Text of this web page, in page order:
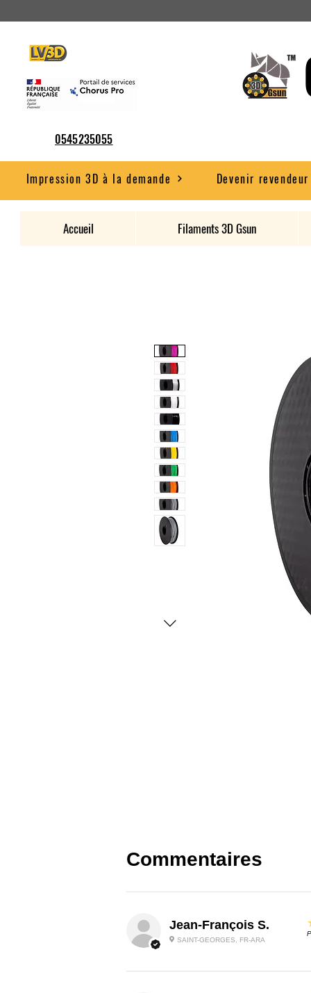
0545235055
Impression 3D à la demande Devenir revendeur
Accueil Filaments 3D Gsun
Commentaires
Jean-François S.
SAINT-GEORGES, FR-ARA